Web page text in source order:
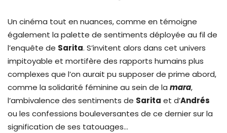
Un cinéma tout en nuances, comme en témoigne
également la palette de sentiments déployée au fil de
l’enquête de Sarita. S’invitent alors dans cet univers
impitoyable et mortifère des rapports humains plus
complexes que l’on aurait pu supposer de prime abord,
comme la solidarité féminine au sein de la mara,
l’ambivalence des sentiments de Sarita et d’Andrés
ou les confessions bouleversantes de ce dernier sur la
signification de ses tatouages…